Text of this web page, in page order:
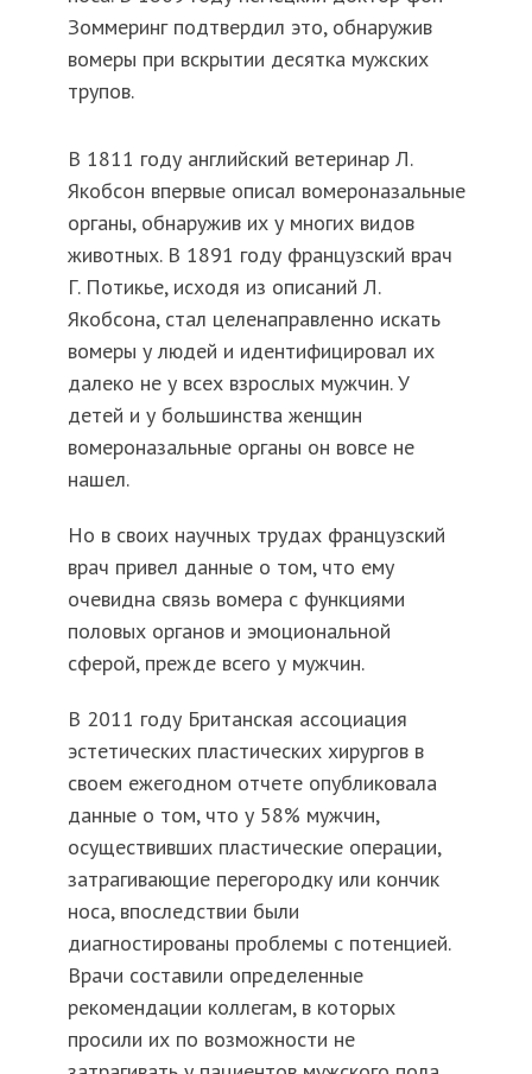
Зоммеринг подтвердил это, обнаружив
вомеры при вскрытии десятка мужских
трупов.
В 1811 году английский ветеринар Л.
Якобсон впервые описал вомероназальные
органы, обнаружив их у многих видов
животных. В 1891 году французский врач
Г. Потикье, исходя из описаний Л.
Якобсона, стал целенаправленно искать
вомеры у людей и идентифицировал их
далеко не у всех взрослых мужчин. У
детей и у большинства женщин
вомероназальные органы он вовсе не
нашел.
Но в своих научных трудах французский
врач привел данные о том, что ему
очевидна связь вомера с функциями
половых органов и эмоциональной
сферой, прежде всего у мужчин.
В 2011 году Британская ассоциация
эстетических пластических хирургов в
своем ежегодном отчете опубликовала
данные о том, что у 58% мужчин,
осуществивших пластические операции,
затрагивающие перегородку или кончик
носа, впоследствии были
диагностированы проблемы с потенцией.
Врачи составили определенные
рекомендации коллегам, в которых
просили их по возможности не